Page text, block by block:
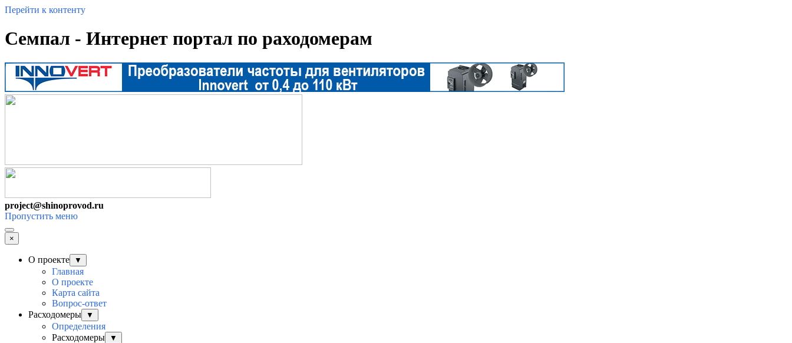
Перейти к контенту
Семпал - Интернет портал по раходомерам
project@shinoprovod.ru
Пропустить меню
×
О проекте ▼
Главная
О проекте
Карта сайта
Вопрос-ответ
Расходомеры
▼
Определения
Расходомеры
▼